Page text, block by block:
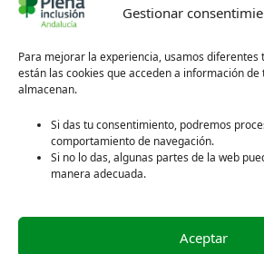
Gestionar
Para mejorar la experiencia, usamos diferentes
están las cookies que acceden a información de
almacenan.
Si das tu consentimiento, podremos
comportamiento de navegación.
Si no lo das, algunas partes de la web
manera adecuada.
Aceptar
Contacto
Síguenos en redes sociales:
Política de